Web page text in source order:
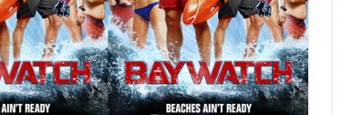
DTS]
[ซับ
ไทย
+
อังกฤษ]
[MASTER]
[MKV]
[ONE2UP]